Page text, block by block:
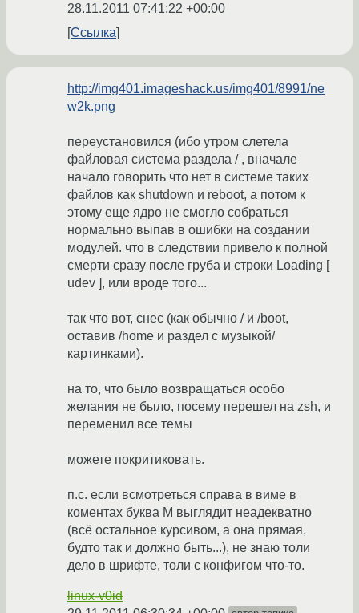
28.11.2011 07:41:22 +00:00
Ссылка
http://img401.imageshack.us/img401/8991/ne
w2k.png
переустановился (ибо утром слетела
файловая система раздела / , вначале
начало говорить что нет в системе таких
файлов как shutdown и reboot, а потом к
этому еще ядро не смогло собраться
нормально выпав в ошибки на создании
модулей. что в следствии привело к полной
смерти сразу после груба и строки Loading [
udev ], или вроде того...
так что вот, снес (как обычно / и /boot,
оставив /home и раздел с музыкой/
картинками).
на то, что было возвращаться особо
желания не было, посему перешел на zsh, и
переменил все темы
можете покритиковать.
п.с. если всмотреться справа в виме в
коментах буква M выглядит неадекватно
(всё остальное курсивом, а она прямая,
будто так и должно быть...), не знаю толи
дело в шрифте, толи с конфигом что-то.
linux-v0id